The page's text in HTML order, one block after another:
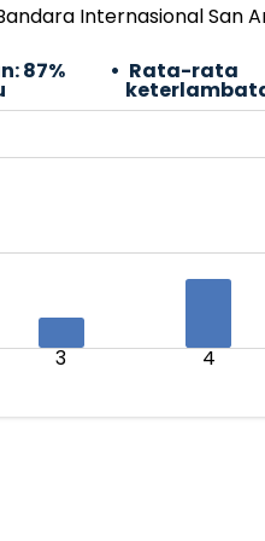
Internasional San
87% Rata-rata
3 4